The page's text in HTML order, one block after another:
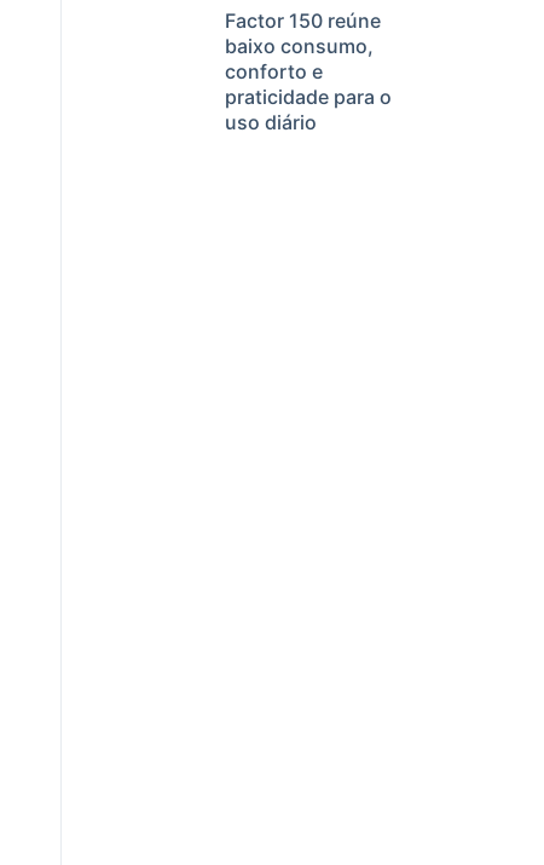
Factor 150 reúne
baixo consumo,
conforto e
praticidade para o
uso diário